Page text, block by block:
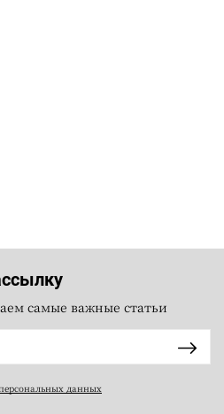
самые важные статьи
данных